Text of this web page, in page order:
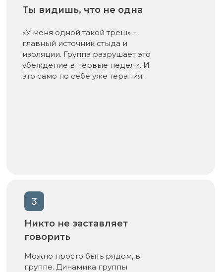
Ты видишь, что не одна
«У меня одной такой треш» –
главный источник стыда и
изоляции. Группа разрушает это
убеждение в первые недели. И
это само по себе уже терапия.
Никто не заставляет
говорить
Можно просто быть рядом, в
группе. Динамика группы